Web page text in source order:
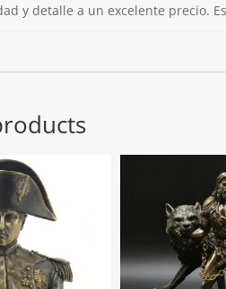
y detalle a un excelente precio.